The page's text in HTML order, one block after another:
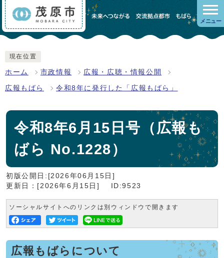
メニュー
現在位置
ホーム 市政情報 広報・広聴・情報公開
広報もばら 令和8年に発行した「広報もばら」
令和8年6月15日号（広報も
ばら No.1228）
初版公開日:[2026年06月15日]
更新日：[2026年6月15日]
ID:9523
ソーシャルサイトへのリンクは別ウィンドウで開きます
広報もばらについて